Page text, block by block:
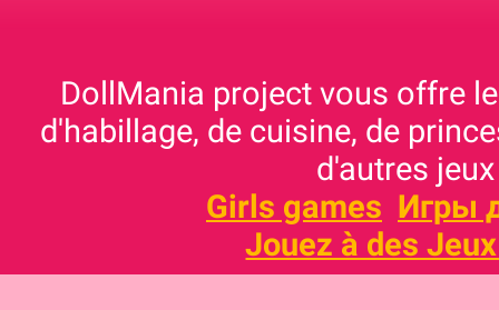
DollMania project vous offre
d'habillage, de cuisine, de
d'autres
Girls games Игры
Jouez à des